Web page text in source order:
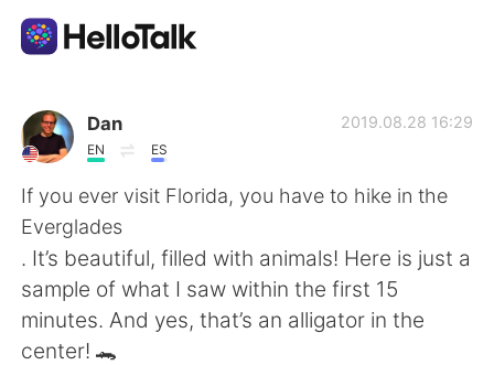
Sprachaustausch-App
AI Grammar Checker
Deutsch
English 简体中文
Dan
EN ES
2019.08.28 16:29
If you ever visit Florida, you have to hike in the
Everglades
. It’s beautiful, filled with animals! Here is just a
sample of what I saw within the first 15
minutes. And yes, that’s an alligator in the
center! 🐊